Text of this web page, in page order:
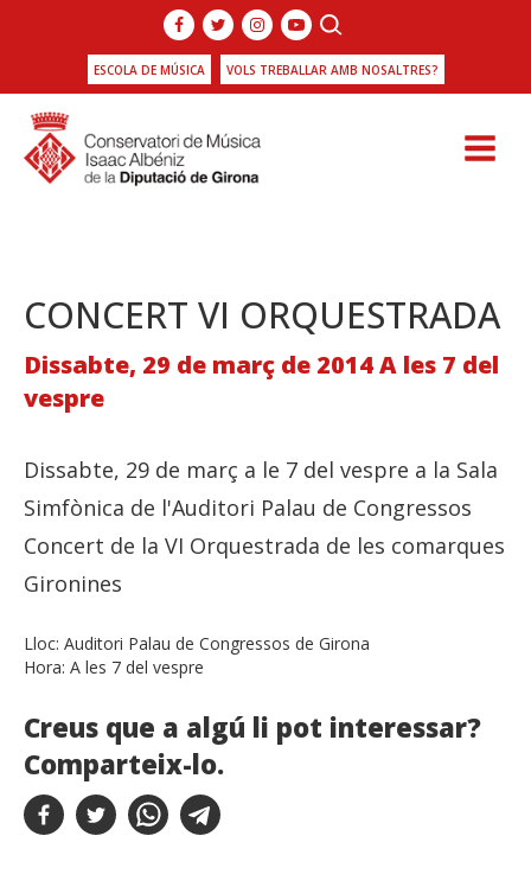
ESCOLA DE MÚSICA VOLS TREBALLAR AMB NOSALTRES?
CONCERT VI ORQUESTRADA
Dissabte, 29 de març de 2014 A les 7 del
vespre
Dissabte, 29 de març a le 7 del vespre a la Sala
Simfònica de l'Auditori Palau de Congressos
Concert de la VI Orquestrada de les comarques
Gironines
Lloc: Auditori Palau de Congressos de Girona
Hora: A les 7 del vespre
Creus que a algú li pot interessar?
Comparteix-lo.